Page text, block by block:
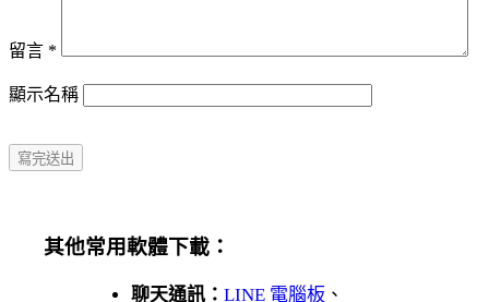
留言 *
顯示名稱
其他常用軟體下載：
聊天通訊： LINE 電腦板 、